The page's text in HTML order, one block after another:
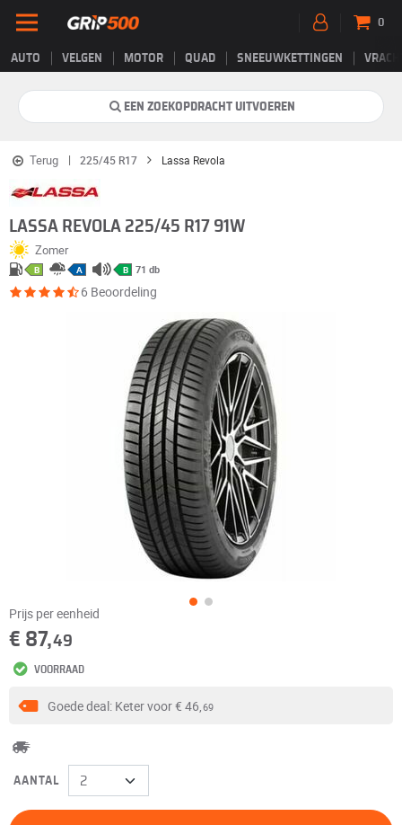
AUTO VELGEN MOTOR QUAD SNEEUWKETTINGEN
0
EEN ZOEKOPDRACHT UITVOEREN
Terug 225/45 R17 Lassa Revola
LASSA REVOLA 225/45 R17 91W
Zomer
B A B 71 db
6 Beoordeling
Prijs per eenheid
€ 87,49
VOORRAAD
Goede deal: Keter voor€ 46,69
AANTAL